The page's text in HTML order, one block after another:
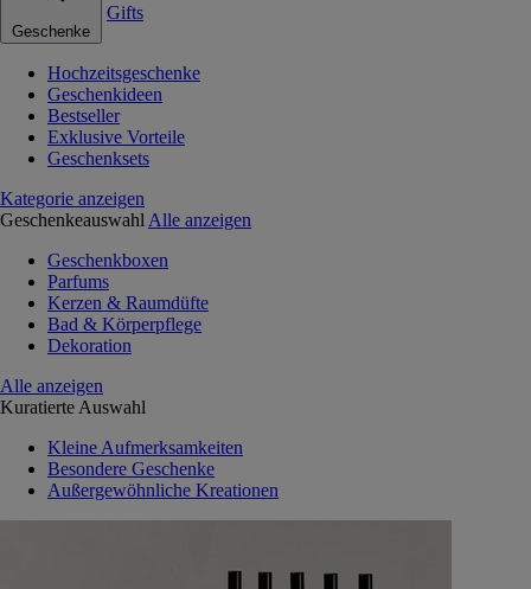
Geschenke
Gifts
Hochzeitsgeschenke
Geschenkideen
Bestseller
Exklusive Vorteile
Geschenksets
Kategorie anzeigen
Geschenkeauswahl Alle anzeigen
Geschenkboxen
Parfums
Kerzen & Raumdüfte
Bad & Körperpflege
Dekoration
Alle anzeigen
Kuratierte Auswahl
Kleine Aufmerksamkeiten
Besondere Geschenke
Außergewöhnliche Kreationen